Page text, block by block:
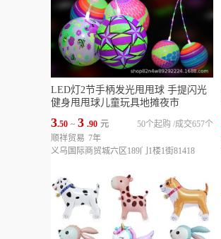
LED灯2节手柄发光甩甩球 手提闪光
健身甩甩球儿童玩具地摊夜市
3.50 ~ 3 .90 元 成交657个
50个起购 /
顺祥贸易 7年
义乌国际商贸城六区189门1楼1街81418